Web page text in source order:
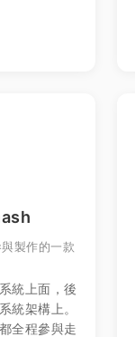
製作的一款
統上面，後
統架構上。
全程參與走